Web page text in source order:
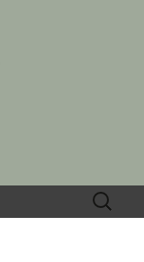
Rechercher :